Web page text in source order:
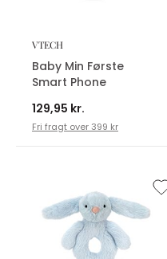
VTECH
Baby Min Første
Smart Phone
129,95 kr.
Fri fragt over 399 kr